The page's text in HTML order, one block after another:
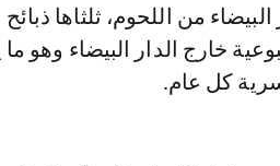
من اللحوم، ثلثاها
كل عام.